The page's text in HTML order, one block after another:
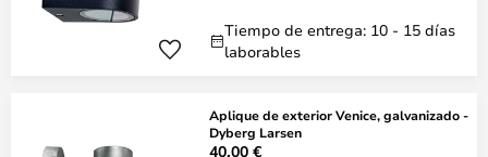
Tiempo de entrega: 10 - 15 días
laborables
Aplique de exterior Venice, galvanizado -
Dyberg Larsen
40,00 €